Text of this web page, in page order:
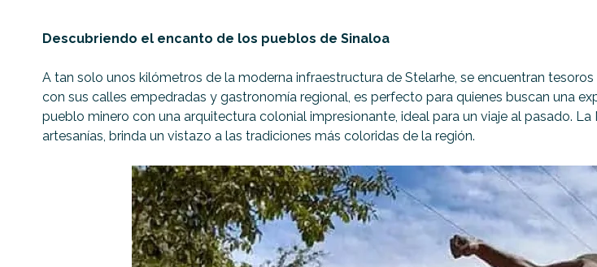
Descubriendo el encanto de los pueblos de Sinaloa
A tan solo unos kilómetros de la moderna infraestructura de Stelarhe, se encuentran
con sus calles empedradas y gastronomía regional, es perfecto para quienes buscan una
pueblo minero con una arquitectura colonial impresionante, ideal para un viaje al pasado.
artesanías, brinda un vistazo a las tradiciones más coloridas de la región.